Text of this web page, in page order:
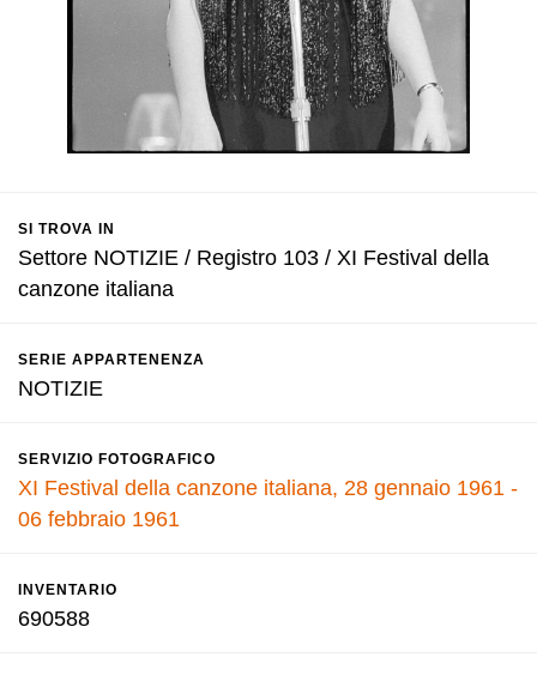
SI TROVA IN
Settore NOTIZIE / Registro 103 / XI Festival della
canzone italiana
SERIE APPARTENENZA
NOTIZIE
SERVIZIO FOTOGRAFICO
XI Festival della canzone italiana, 28 gennaio 1961 -
06 febbraio 1961
INVENTARIO
690588